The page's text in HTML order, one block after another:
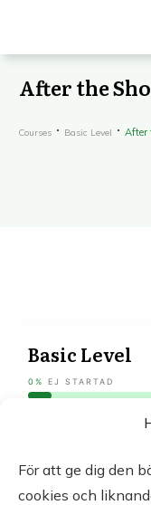
För att ge dig den
cookies och
After the
Courses Basic Level After
Basic Level
0% EJ STARTAD